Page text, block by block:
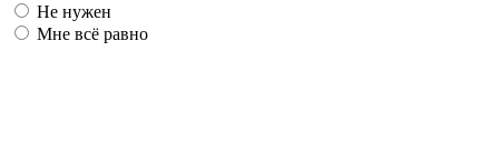
Не нужен
Мне всё равно